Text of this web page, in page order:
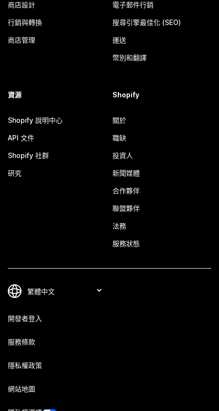
商店設計
行銷與轉換
商店管理
電子郵件行銷
搜尋引擎最佳化 (SEO)
運送
幣別和翻譯
資源
Shopify 說明中心
API 文件
Shopify 社群
研究
Shopify
關於
職缺
投資人
新聞媒體
合作夥伴
聯盟夥伴
法務
服務狀態
開發者登入
服務條款
隱私權政策
網站地圖